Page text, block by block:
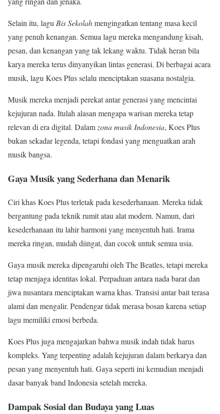
Selain itu, lagu Bis Sekolahmengingatkan tentang masa kecil
yang penuh kenangan. Semua lagu mereka mengandung kisah,
pesan, dan kenangan yang tak lekang waktu. Tidak heran bila
karya mereka terus dinyanyikan lintas generasi. Di berbagai acara
musik, lagu Koes Plus selalu menciptakan suasana nostalgia.
Musik mereka menjadi perekat antar generasi yang mencintai
kejujuran nada. Itulah alasan mengapa warisan mereka tetap
relevan di era digital. Dalam zona musik Indonesia, Koes Plus
bukan sekadar legenda, tetapi fondasi yang menguatkan arah
musik bangsa.
Gaya Musik yang Sederhana dan Menarik
Ciri khas Koes Plus terletak pada kesederhanaan. Mereka tidak
bergantung pada teknik rumit atau alat modern. Namun, dari
kesederhanaan itu lahir harmoni yang menyentuh hati. Irama
mereka ringan, mudah diingat, dan cocok untuk semua usia.
Gaya musik mereka dipengaruhi oleh The Beatles, tetapi mereka
tetap menjaga identitas lokal. Perpaduan antara nada barat dan
jiwa nusantara menciptakan warna khas. Transisi antar bait terasa
alami dan mengalir. Pendengar tidak merasa bosan karena setiap
lagu memiliki emosi berbeda.
Koes Plus juga mengajarkan bahwa musik indah tidak harus
kompleks. Yang terpenting adalah kejujuran dalam berkarya dan
pesan yang menyentuh hati. Gaya seperti ini kemudian menjadi
dasar banyak band Indonesia setelah mereka.
Dampak Sosial dan Budaya yang Luas